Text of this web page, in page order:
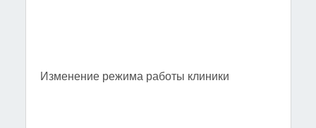
Изменение режима работы клиники